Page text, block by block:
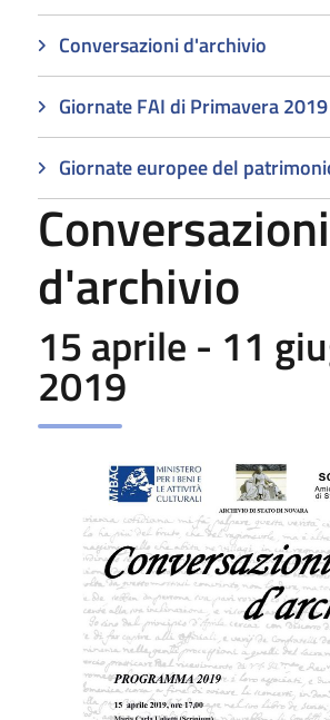
Conversazioni d'archivio
Giornate FAI di Primavera 2019
Giornate europee del
Conversazioni
d'archivio
15 aprile - 11
2019